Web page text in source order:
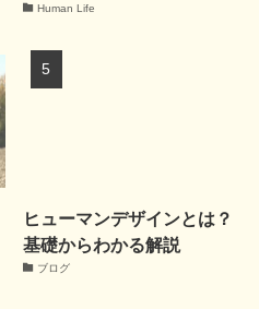
Human Life
ヒューマンデザインとは？
基礎からわかる解説
ブログ